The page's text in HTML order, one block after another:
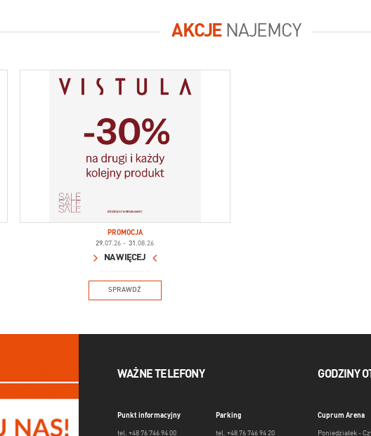
AKCJE NAJEMCY
PROMOCJA
29.07.26 - 31.08.26
NA WIĘCEJ
SPRAWDŹ
WAŻNE TELEFONY
Punkt informacyjny
tel. +48 76 746 94 00
Parking
tel. +48 76 746 94 20
GODZINY
Cuprum Arena
Poniedziałek -